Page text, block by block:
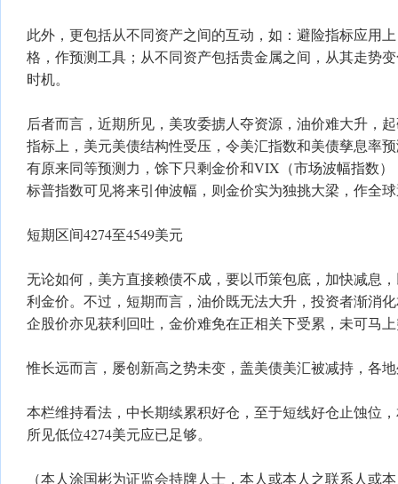
此外，更包括从不同资产之间的互动，如：避险指标应用
格，作预测工具；从不同资产包括贵金属之间，从其走势
时机。
后者而言，近期所见，美攻委掳人夺资源，油价难大升，
指标上，美元美债结构性受压，令美汇指数和美债孳息率
有原来同等预测力，馀下只剩金价和VIX（市场波幅指数
标普指数可见将来引伸波幅，则金价实为独挑大梁，作全
短期区间4274至4549美元
无论如何，美方直接赖债不成，要以币策包底，加快减息
利金价。不过，短期而言，油价既无法大升，投资者渐消
企股价亦见获利回吐，金价难免在正相关下受累，未可马
惟长远而言，屡创新高之势未变，盖美债美汇被减持，各
本栏维持看法，中长期续累积好仓，至于短线好仓止蚀位
所见低位4274美元应已足够。
（本人涂国彬为证监会持牌人士，本人或本人之联系人或